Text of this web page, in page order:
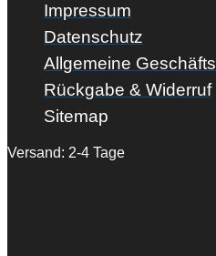
Impressum
Datenschutz
Allgemeine
Rückgabe & Widerruf
Sitemap
Versand: 2-4 Tage